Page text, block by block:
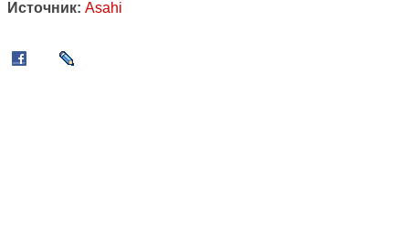
Источник: Asahi